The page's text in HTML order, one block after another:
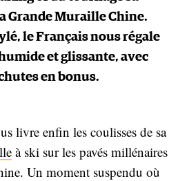
Grande Muraille Chine.
le Français nous régale
et glissante, avec
en bonus.
livre enfin les coulisses de sa
à ski sur les pavés millénaires
Un moment suspendu où